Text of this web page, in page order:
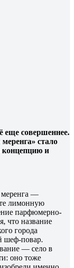
еще совершеннее.
стало
концепцию и
меренга —
лимонную
парфюмерно-
что название
города
шеф-повар.
— село в
оно тоже